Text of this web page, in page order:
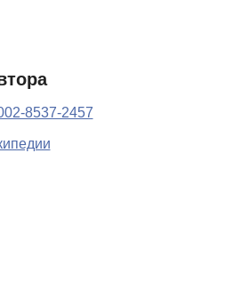
8537-2457